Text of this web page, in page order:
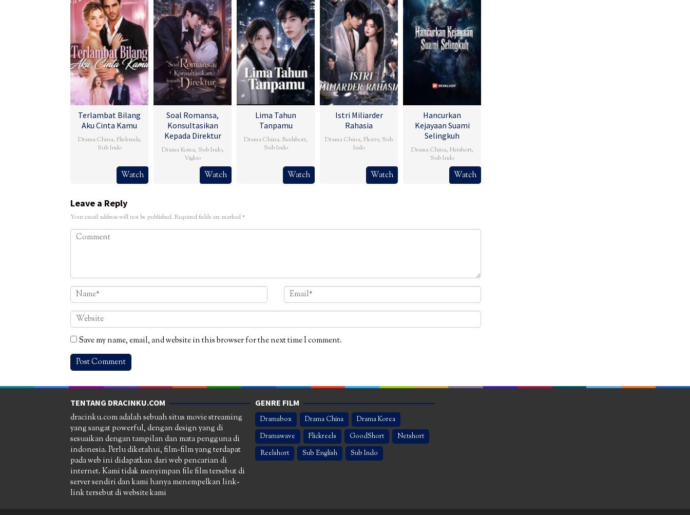
Terlambat Bilang
Aku Cinta Kamu
Drama China, Flickreels,
Sub Indo
Watch
Soal Romansa,
Konsultasikan
Kepada Direktur
Drama Korea, Sub Indo,
Vigloo
Watch
Lima Tahun
Tanpamu
Drama China, Reelshort,
Sub Indo
Watch
Istri Miliarder
Rahasia
Drama China, Flextv, Sub
Indo
Watch
Hancurkan
Kejayaan Suami
Selingkuh
Drama China, Netshort,
Sub Indo
Watch
Leave a Reply
Your email address will not be published. Required fields are marked*
Save my name, email, and website in this browser for the next time I comment.
TENTANG DRACINKU.COM
dracinku.com adalah sebuah situs movie streaming
yang sangat powerful, dengan design yang di
sesuaikan dengan tampilan dan mata pengguna di
indonesia. Perlu diketahui, film-film yang terdapat
pada web ini didapatkan dari web pencarian di
internet. Kami tidak menyimpan file film tersebut di
server sendiri dan kami hanya menempelkan link-
link tersebut di website kami
GENRE FILM
Dramabox Drama China
Drama Korea
Dramawave
Flickreels GoodShort
Netshort
Reelshort
Sub English Sub Indo